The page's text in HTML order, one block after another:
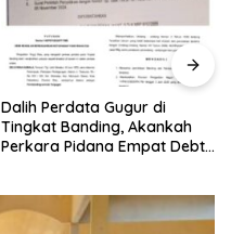
Dalih Perdata Gugur di
Tingkat Banding, Akankah
Perkara Pidana Empat Debt